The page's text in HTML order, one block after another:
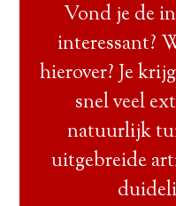
Vond je de
interessant?
hierover? Je
snel veel
natuurlijk
uitgebreide